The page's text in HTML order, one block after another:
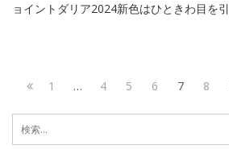
ョイントダリア2024新色はひときわ目を
投
稿
ナ
page
Page
1 … Page
4 Page
5 Page
6 Page
7 Page
8
索: